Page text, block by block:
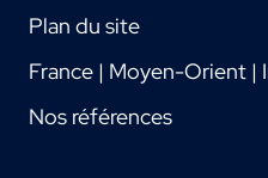
Plan du site
France | Moyen-Orient |
Nos références